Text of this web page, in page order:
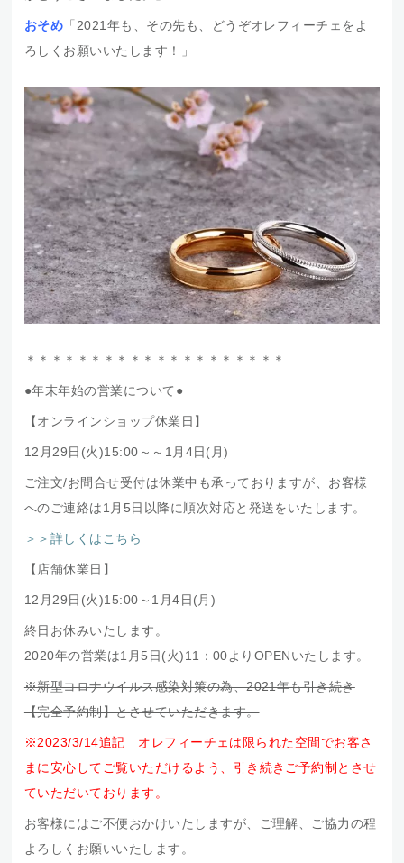
おそめ 「2021年も、その先も、どうぞオレフィーチェをよ
ろしくお願いいたします！」
＊＊＊＊＊＊＊＊＊＊＊＊＊＊＊＊＊＊＊＊
●年末年始の営業について●
【オンラインショップ休業日】
12月29日(火)15:00～～1月4日(月)
ご注文/お問合せ受付は休業中も承っておりますが、お客様
へのご連絡は1月5日以降に順次対応と発送をいたします。
＞＞詳しくはこちら
【店舗休業日】
12月29日(火)15:00～1月4日(月)
終日お休みいたします。
2020年の営業は1月5日(火)11：00よりOPENいたします。
※新型コロナウイルス感染対策の為、2021年も引き続き
【完全予約制】とさせていただきます。
※2023/3/14追記 オレフィーチェは限られた空間でお客さ
まに安心してご覧いただけるよう、引き続きご予約制とさせ
ていただいております。
お客様にはご不便おかけいたしますが、ご理解、ご協力の程
よろしくお願いいたします。